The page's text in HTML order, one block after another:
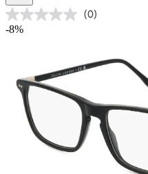
(0)
-8%